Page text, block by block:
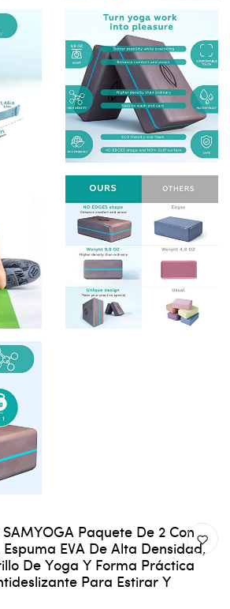
Paquete De 2 Con
EVA De Alta Densidad,
De Yoga Y Forma Práctica
Para Estirar Y